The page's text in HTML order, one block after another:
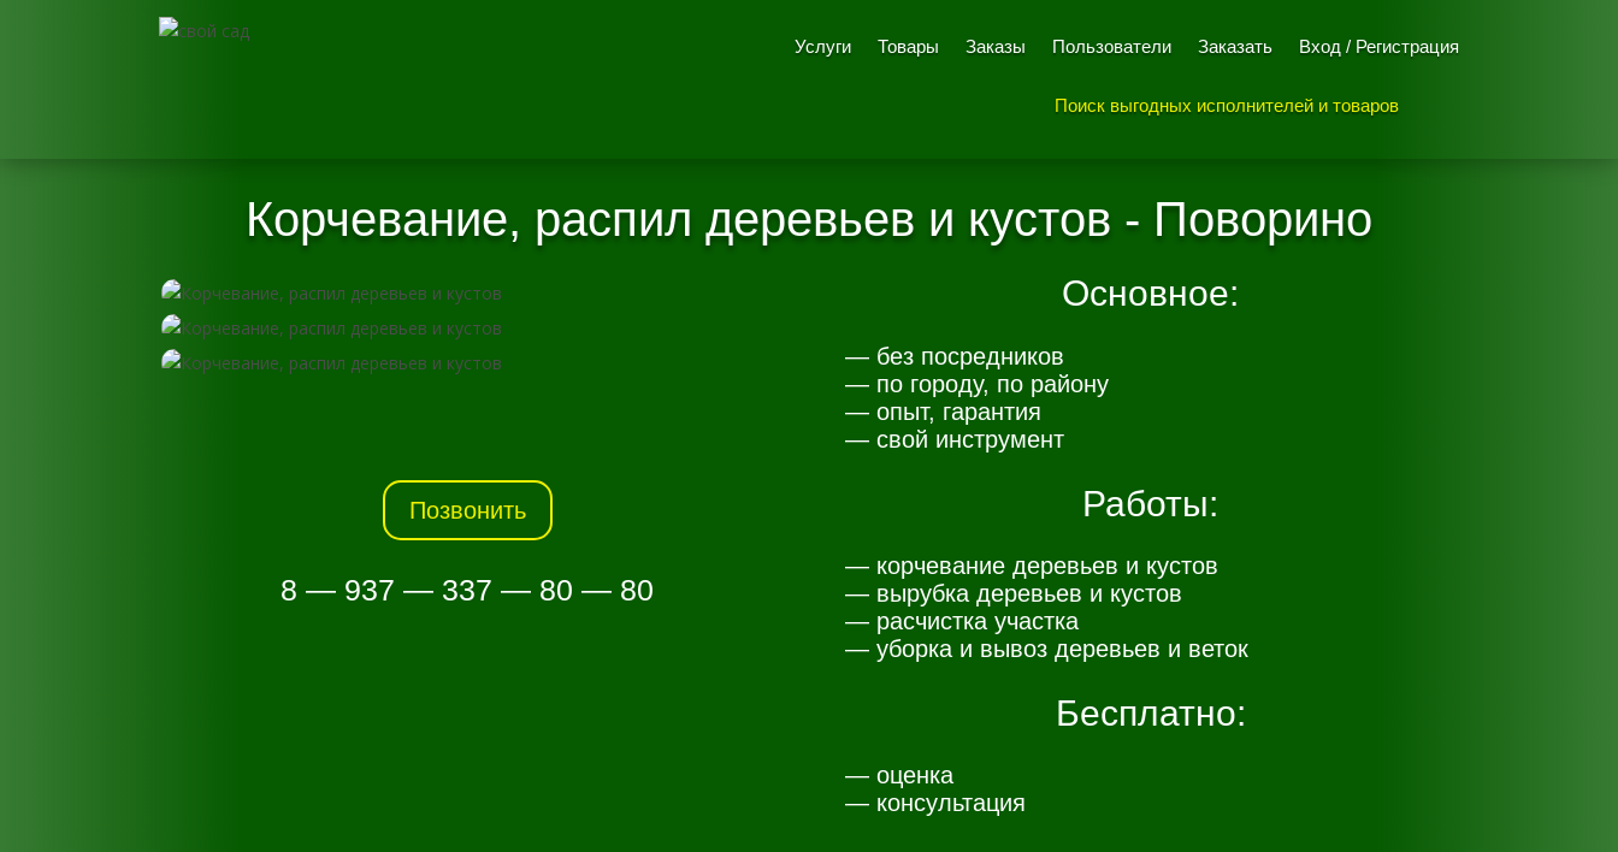
Услуги Товары Заказы Пользователи Заказать Вход / Регистрация
Поиск выгодных исполнителей и товаров
Корчевание, распил деревьев и кустов - Поворино
Позвонить
8 — 937 — 337 — 80 — 80
Основное:
— без посредников
— по городу, по району
— опыт, гарантия
— свой инструмент
Работы:
— корчевание деревьев и кустов
— вырубка деревьев и кустов
— расчистка участка
— уборка и вывоз деревьев и веток
Бесплатно:
— оценка
— консультация